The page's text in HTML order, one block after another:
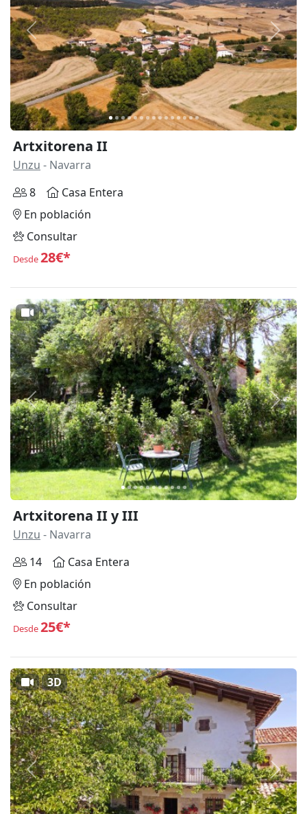
Anterior
Artxitorena II
Unzu - Navarra
8
Casa Entera
En población
Consultar
Desde28€*
Anterior
Artxitorena II y III
Unzu - Navarra
14
Casa Entera
En población
Consultar
Desde25€*
Anterior
3D